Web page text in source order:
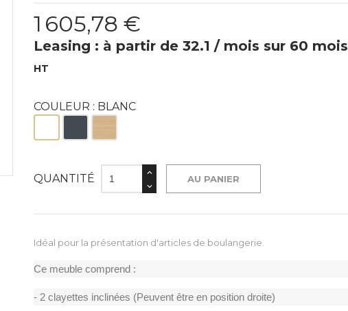
1 605,78 €
Leasing : à partir de 32.1 / mois sur 60 mois
HT
COULEUR : BLANC
QUANTITÉ AU PANIER
Idéal pour la présentation d'articles de boulangerie.
Ce meuble comprend :
- 2 clayettes inclinées (Peuvent être en position droite)